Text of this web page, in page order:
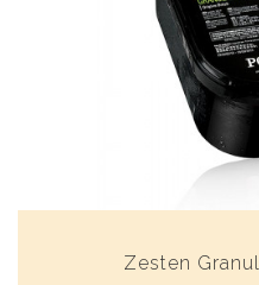
Zesten